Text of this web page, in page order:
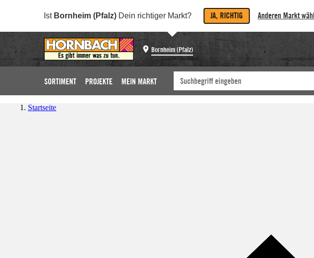
Ist Bornheim (Pfalz) Dein richtiger Markt? JA, RICHTIG Anderen Markt
Bornheim (Pfalz)
SORTIMENT PROJEKTE MEIN MARKT
Startseite